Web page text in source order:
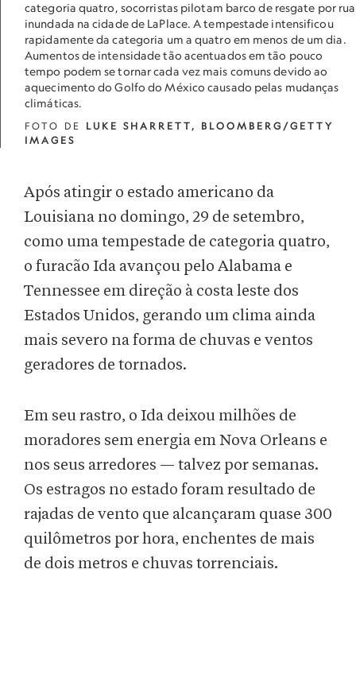
categoria quatro, socorristas pilotam barco de resgate por rua
inundada na cidade de LaPlace. A tempestade intensificou
rapidamente da categoria um a quatro em menos de um dia.
Aumentos de intensidade tão acentuados em tão pouco
tempo podem se tornar cada vez mais comuns devido ao
aquecimento do Golfo do México causado pelas mudanças
climáticas.
FOTO DE LUKE SHARRETT, BLOOMBERG/GETTY
IMAGES
Após atingir o estado americano da
Louisiana no domingo, 29 de setembro,
como uma tempestade de categoria quatro,
o furacão Ida avançou pelo Alabama e
Tennessee em direção à costa leste dos
Estados Unidos, gerando um clima ainda
mais severo na forma de chuvas e ventos
geradores de tornados.
Em seu rastro, o Ida deixou milhões de
moradores sem energia em Nova Orleans e
nos seus arredores — talvez por semanas.
Os estragos no estado foram resultado de
rajadas de vento que alcançaram quase 300
quilômetros por hora, enchentes de mais
de dois metros e chuvas torrenciais.